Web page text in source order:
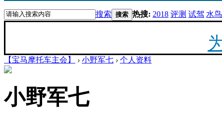
搜索 搜索 热搜: 2018 评测 试驾 水鸟
【宝马摩托车主会】 › 小野军七 › 个人资料
小野军七